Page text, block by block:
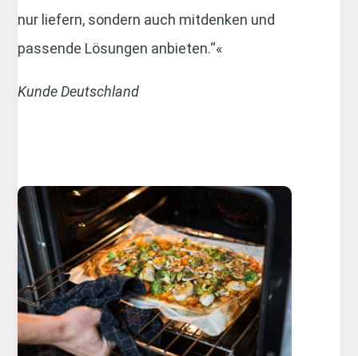
nur liefern, sondern auch mitdenken und
passende Lösungen anbieten.“«
Kunde Deutschland